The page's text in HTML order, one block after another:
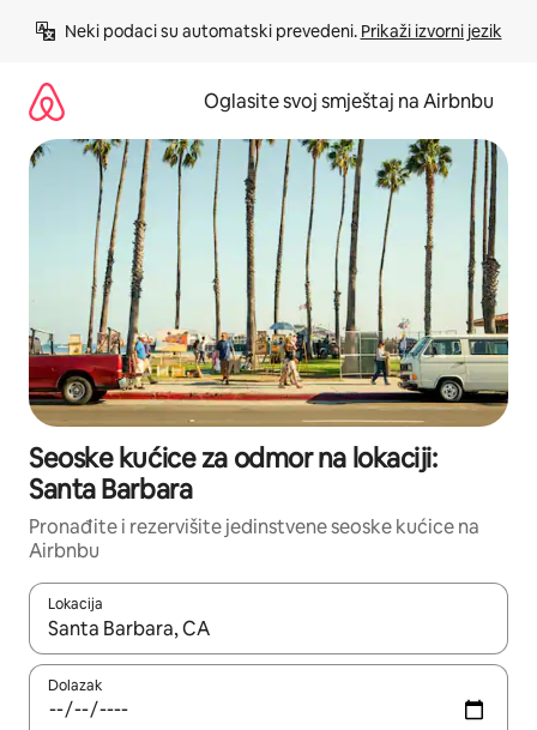
Neki podaci su automatski prevedeni. Prikaži izvorni jezik
Oglasite svoj smještaj na Airbnbu
Seoske kućice za odmor na lokaciji:
Santa Barbara
Pronađite i rezervišite jedinstvene seoske kućice na
Airbnbu
Lokacija
Kad rezultati budu dostupni, krećite se gore i dolje pomoću
Dolazak